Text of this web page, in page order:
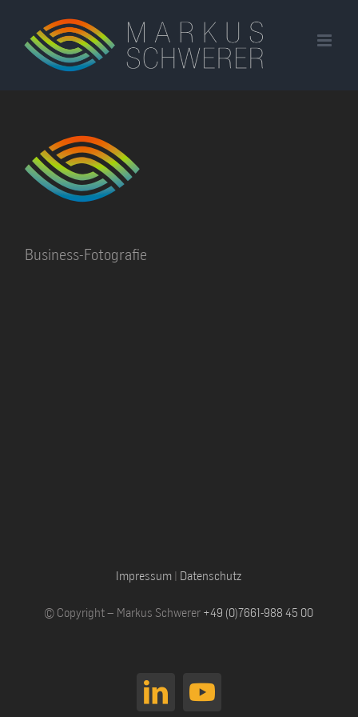
Inhalt
springen
Business-Fotografie
Impressum | Datenschutz
© Copyright – Markus Schwerer +49 (0)7661-988 45 00
LinkedInYouTube